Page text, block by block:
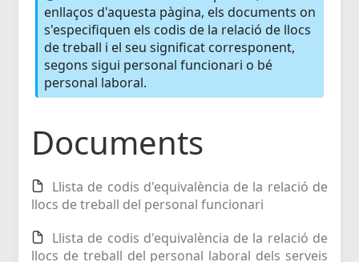
enllaços d'aquesta pàgina, els documents on
s'especifiquen els codis de la relació de llocs
de treball i el seu significat corresponent,
segons sigui personal funcionari o bé
personal laboral.
Documents
Llista de codis d'equivalència de la relació de
llocs de treball del personal funcionari
Llista de codis d'equivalència de la relació de
llocs de treball del personal laboral dels serveis